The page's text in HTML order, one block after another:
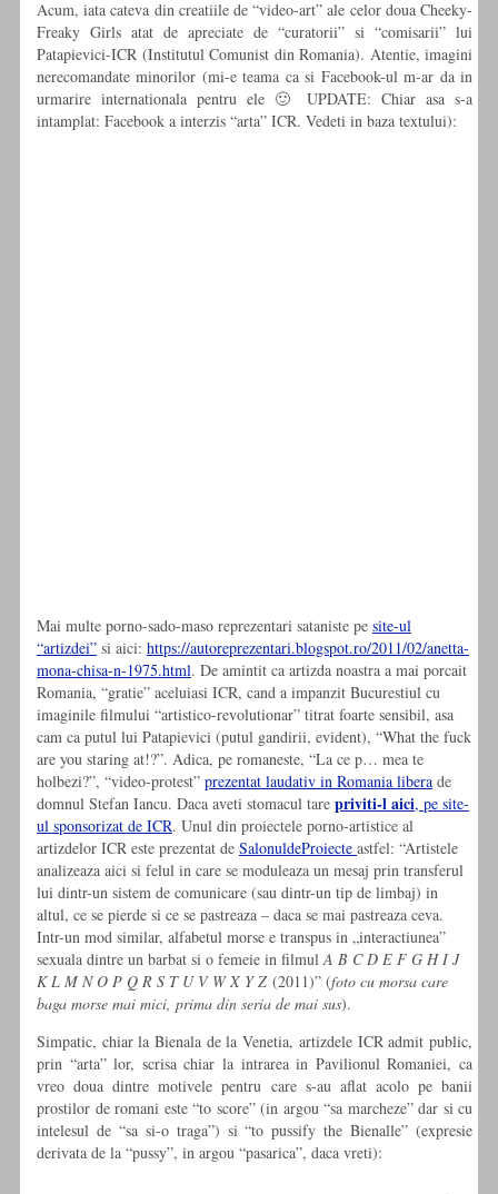
Acum, iata cateva din creatiile de “video-art” ale celor doua Cheeky-
Freaky Girls atat de apreciate de “curatorii” si “comisarii” lui
Patapievici-ICR (Institutul Comunist din Romania). Atentie, imagini
nerecomandate minorilor (mi-e teama ca si Facebook-ul m-ar da in
urmarire internationala pentru ele 🙂 UPDATE: Chiar asa s-a
intamplat: Facebook a interzis “arta” ICR. Vedeti in baza textului):
Mai multe porno-sado-maso reprezentari sataniste pe site-ul
“artizdei” si aici: https://autoreprezentari.blogspot.ro/2011/02/anetta-
mona-chisa-n-1975.html. De amintit ca artizda noastra a mai porcait
Romania, “gratie” aceluiasi ICR, cand a impanzit Bucurestiul cu
imaginile filmului “artistico-revolutionar” titrat foarte sensibil, asa
cam ca putul lui Patapievici (putul gandirii, evident), “What the fuck
are you staring at!?”. Adica, pe romaneste, “La ce p… mea te
holbezi?”, “video-protest” prezentat laudativ in Romania libera de
domnul Stefan Iancu. Daca aveti stomacul tare priviti-l aici, pe site-
ul sponsorizat de ICR. Unul din proiectele porno-artistice al
artizdelor ICR este prezentat de SalonuldeProiecte astfel: “Artistele
analizeaza aici si felul in care se moduleaza un mesaj prin transferul
lui dintr-un sistem de comunicare (sau dintr-un tip de limbaj) in
altul, ce se pierde si ce se pastreaza – daca se mai pastreaza ceva.
Intr-un mod similar, alfabetul morse e transpus in „interactiunea”
sexuala dintre un barbat si o femeie in filmulA B C D E F G H I J
K L M N O P Q R S T U V W X Y Z(2011)” (foto cu morsa care
baga morse mai mici, prima din seria de mai sus).
Simpatic, chiar la Bienala de la Venetia, artizdele ICR admit public,
prin “arta” lor, scrisa chiar la intrarea in Pavilionul Romaniei, ca
vreo doua dintre motivele pentru care s-au aflat acolo pe banii
prostilor de romani este “to score” (in argou “sa marcheze” dar si cu
intelesul de “sa si-o traga”) si “to pussify the Bienalle” (expresie
derivata de la “pussy”, in argou “pasarica”, daca vreti):